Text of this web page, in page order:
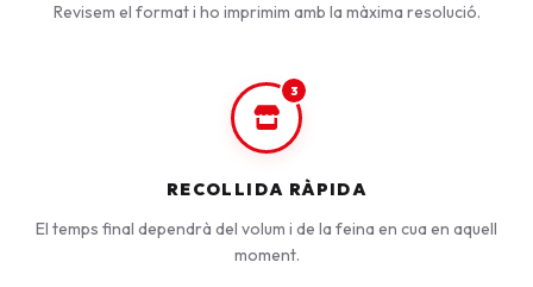
Revisem el format i ho imprimim amb la màxima resolució.
3
RECOLLIDA RÀPIDA
El temps final dependrà del volum i de la feina en cua en aquell
moment.